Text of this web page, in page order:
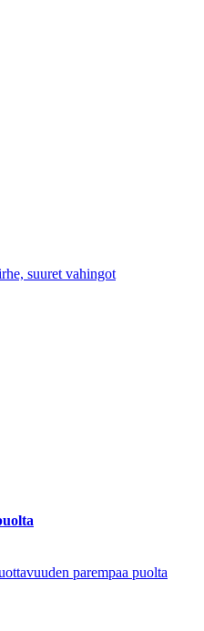
suuret vahingot
parempaa puolta